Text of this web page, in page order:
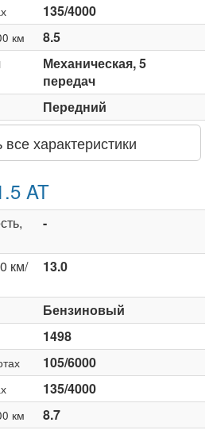
135/4000
км
8.5
Механическая, 5
передач
Передний
все характеристики
AT
-
км/
13.0
Бензиновый
1498
105/6000
135/4000
км
8.7